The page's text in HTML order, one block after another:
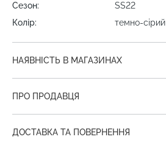
Сезон:
SS22
Колір:
темно-сірий
НАЯВНІСТЬ В МАГАЗИНАХ
ПРО ПРОДАВЦЯ
ДОСТАВКА ТА ПОВЕРНЕННЯ